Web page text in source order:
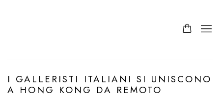
I GALLERISTI ITALIANI SI UNISCONO
A HONG KONG DA REMOTO